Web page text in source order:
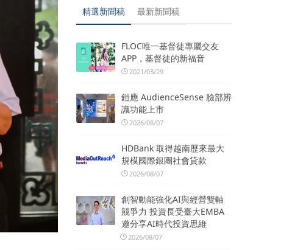
精選新聞稿 最新新聞稿
FLOC唯一基督徒專屬交友
APP，基督徒的新福音
2021/03/29
鎧應 AudienceSense 臉部辨
識功能上市
2026/08/07
HDBank 取得越南歷來最大
規模國際銀團社會貸款
2026/08/07
創智動能強化AI與經營雙軸
競爭力 投資長受臺大EMBA
邀分享AI時代投資思維
2026/08/07